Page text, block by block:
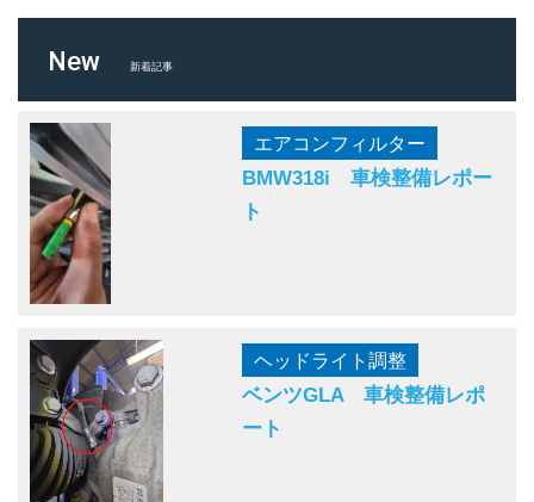
New 新着記事
エアコンフィルター
BMW318i 車検整備レポー
ト
ヘッドライト調整
ベンツGLA 車検整備レポ
ート